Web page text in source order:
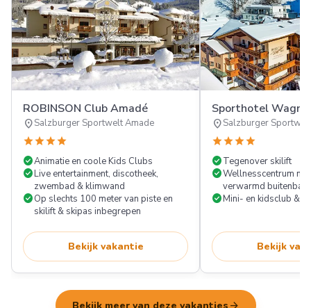
ROBINSON Club Amadé
location_onSalzburger Sportwelt Amade
starstarstarstar
check_circleAnimatie en coole Kids Clubs
check_circleLive entertainment, discotheek,
zwembad & klimwand
check_circleOp slechts 100 meter van piste en
skilift & skipas inbegrepen
Bekijk vakantie
Sporthotel
location_onSalzburger
starstarstarstar
check_circleTegenover skilift
check_circleWellnesscentrum
verwarmd buitenbad
check_circleMini- en kidsclub &
Bekijk